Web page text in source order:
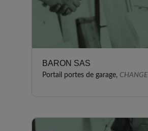
BARON SAS
Portail portes de garage, CHANGE